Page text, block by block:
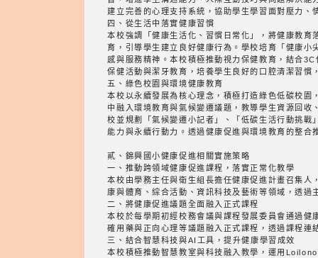
建立完善的心理支持系統，協助學生學習面對壓力、
四、從生活中落實健康習慣
本校強調「健康生活化、習慣日常化」，將健康教
育，引導學生建立良好健康行為。學校培育「健康
感與服務精神。本校積極推動視力保健教育，結合
保健活動與潔牙教育，培養學生良好的口腔清潔習慣
五、綠色校園與環境健康教育
本校以永續發展為核心理念，積極打造綠色低碳校
中融入環境教育與氣候變遷議題，教導學生資源回
校並規劃「氣候變遷小記者」、「低碳生活行動挑
能力與永續行動力。透過健康促進與環境教育的整
貳、錦興國小健康促進相關實施策略
一、推動跨領域健康促進課程，落實正常化教學
本校由學務主任與衛生組長擔任健康促進計畫召集
康與體育、綜合活動、資訊科技及藝術等領域，透
二、將健康促進議題全面融入正式課程
本校於每學期初經校務會議與課程發展委員會通過
確用藥與正向心理等議題融入正式課程，透過課程連
三、結合智慧科技與AI工具，提升健康學習成效
本校積極推動智慧教室與科技融入教學，運用